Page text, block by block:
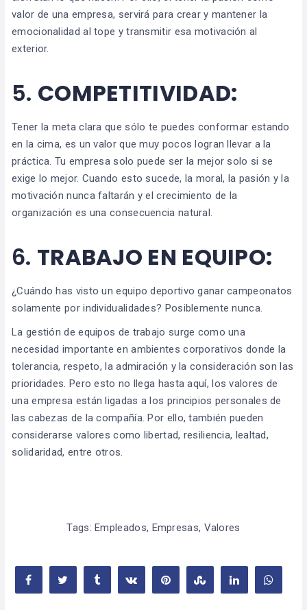
valor de una empresa, servirá para crear y mantener la
emocionalidad al tope y transmitir esa motivación al
exterior.
5. COMPETITIVIDAD:
Tener la meta clara que sólo te puedes conformar estando
en la cima, es un valor que muy pocos logran llevar a la
práctica. Tu empresa solo puede ser la mejor solo si se
exige lo mejor. Cuando esto sucede, la moral, la pasión y la
motivación nunca faltarán y el crecimiento de la
organización es una consecuencia natural.
6. TRABAJO EN EQUIPO:
¿Cuándo has visto un equipo deportivo ganar campeonatos
solamente por individualidades? Posiblemente nunca.
La gestión de equipos de trabajo surge como una
necesidad importante en ambientes corporativos donde la
tolerancia, respeto, la admiración y la consideración son las
prioridades. Pero esto no llega hasta aquí, los valores de
una empresa están ligadas a los principios personales de
las cabezas de la compañía. Por ello, también pueden
considerarse valores como libertad, resiliencia, lealtad,
solidaridad, entre otros.
Tags:Empleados, Empresas, Valores